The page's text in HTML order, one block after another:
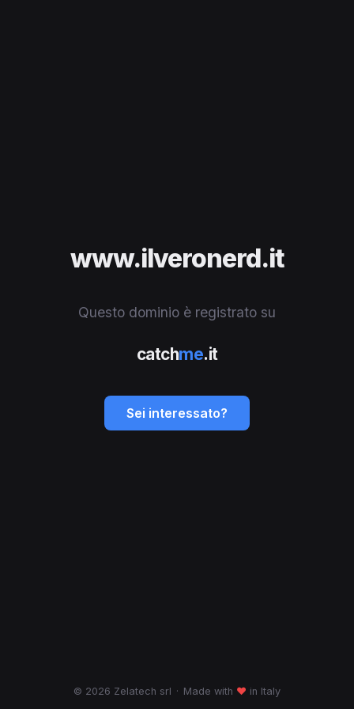
www.ilveronerd.it
Questo dominio è registrato su
catchme.it
Sei interessato?
© 2026 Zelatech srl · Made with ♥ in Italy